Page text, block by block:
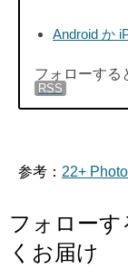
Android か
フォローする
RSS
参考： 22+
フォロー
くお届け